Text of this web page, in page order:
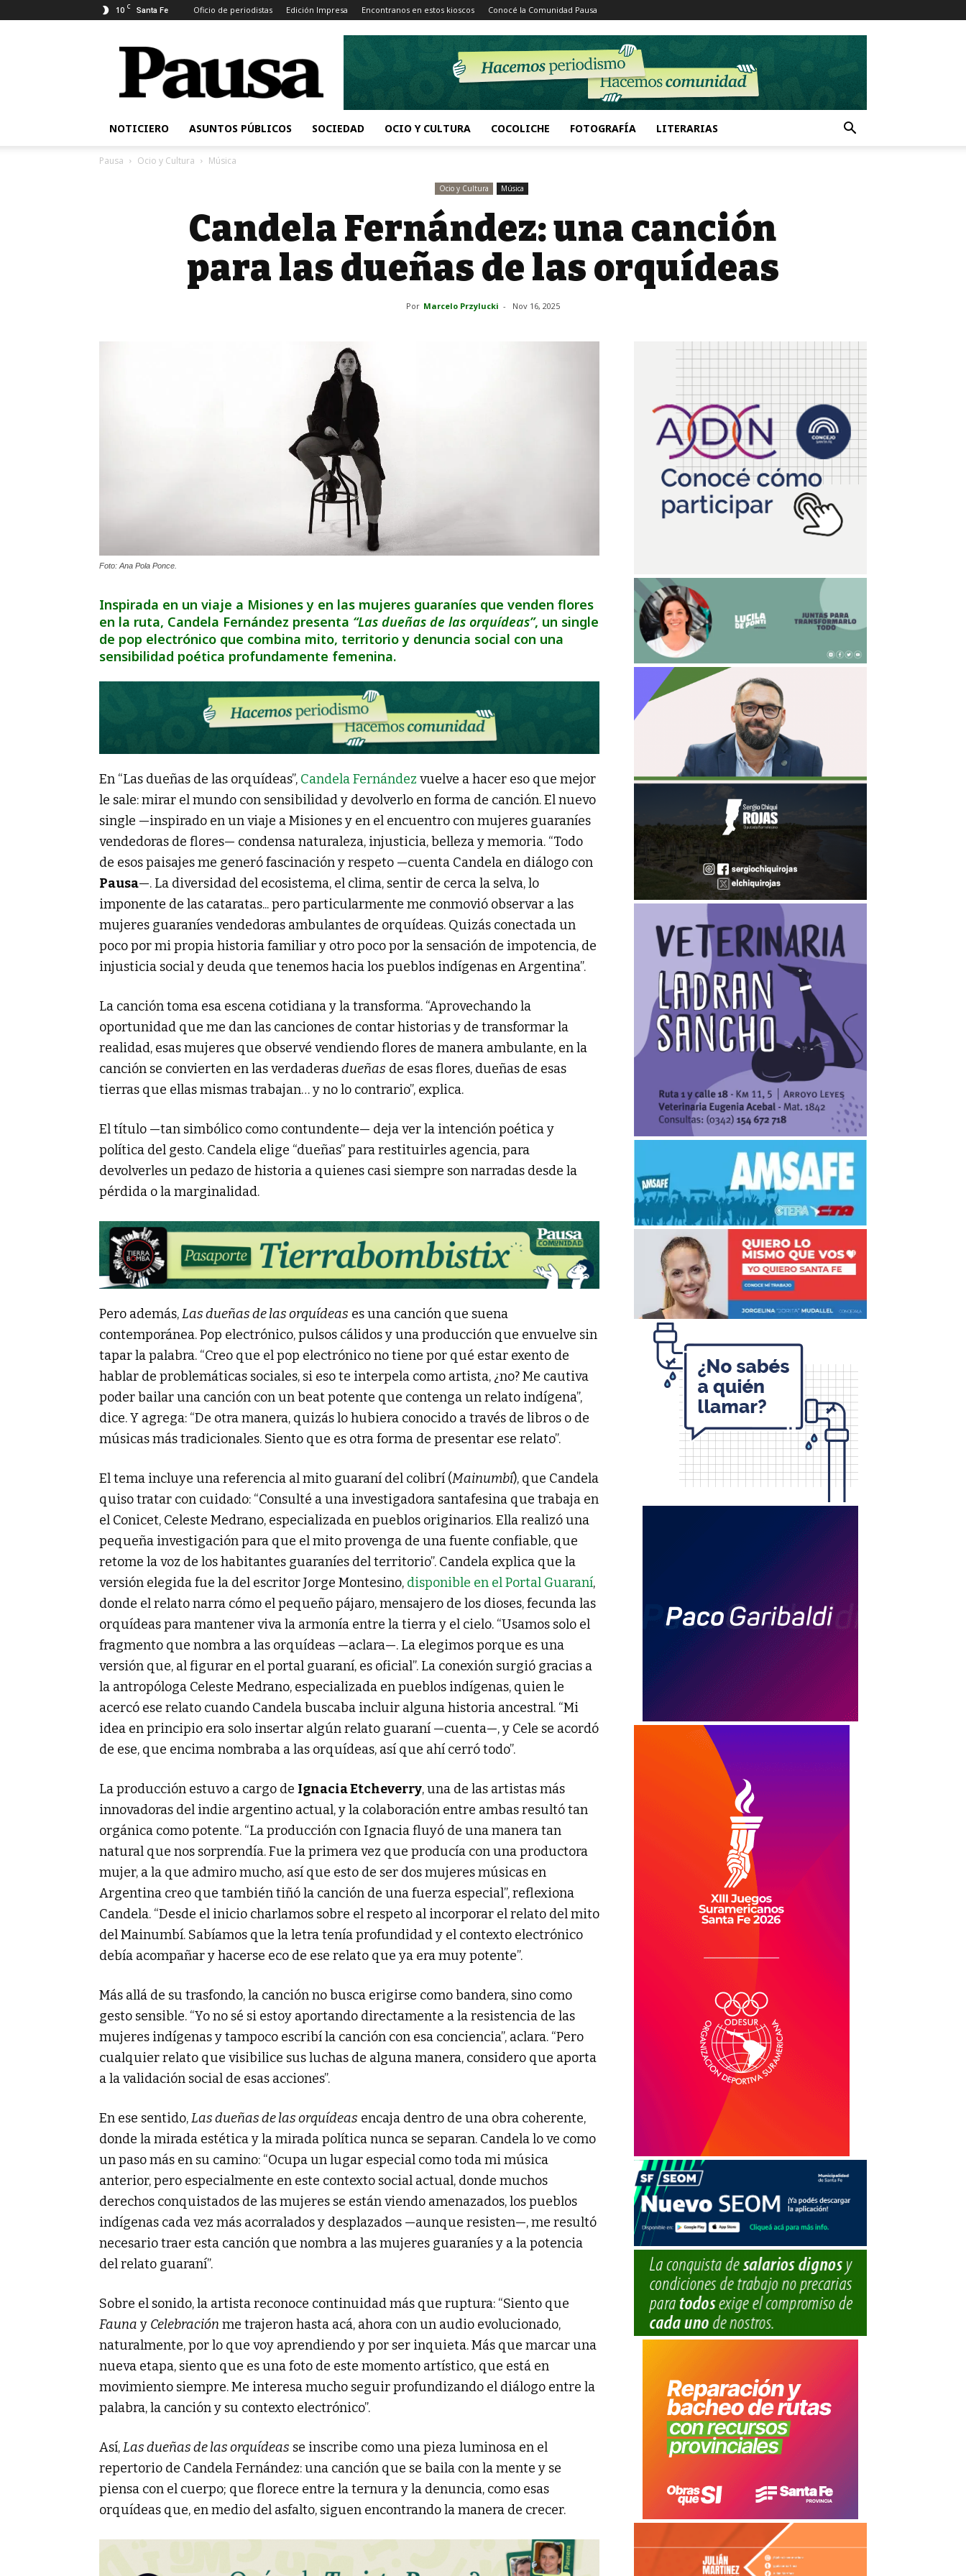
10 C Santa Fe Oficio de periodistas Edición Impresa Encontranos en estos kioscos Conocé la Comunidad Pausa
Pausa
NOTICIERO ASUNTOS PÚBLICOS SOCIEDAD OCIO Y CULTURA COCOLICHE FOTOGRAFÍA LITERARIAS
Pausa Ocio y Cultura Música
Ocio y Cultura Música
Candela Fernández: una canción
para las dueñas de las orquídeas
Por Marcelo Przylucki - Nov 16, 2025
Foto: Ana Pola Ponce.
Inspirada en un viaje a Misiones y en las mujeres guaraníes que venden flores
en la ruta, Candela Fernández presenta “Las dueñas de las orquídeas”, un single
de pop electrónico que combina mito, territorio y denuncia social con una
sensibilidad poética profundamente femenina.
En “Las dueñas de las orquídeas”, Candela Fernández vuelve a hacer eso que mejor
le sale: mirar el mundo con sensibilidad y devolverlo en forma de canción. El nuevo
single —inspirado en un viaje a Misiones y en el encuentro con mujeres guaraníes
vendedoras de flores— condensa naturaleza, injusticia, belleza y memoria. “Todo
de esos paisajes me generó fascinación y respeto —cuenta Candela en diálogo con
Pausa—. La diversidad del ecosistema, el clima, sentir de cerca la selva, lo
imponente de las cataratas... pero particularmente me conmovió observar a las
mujeres guaraníes vendedoras ambulantes de orquídeas. Quizás conectada un
poco por mi propia historia familiar y otro poco por la sensación de impotencia, de
injusticia social y deuda que tenemos hacia los pueblos indígenas en Argentina”.
La canción toma esa escena cotidiana y la transforma. “Aprovechando la
oportunidad que me dan las canciones de contar historias y de transformar la
realidad, esas mujeres que observé vendiendo flores de manera ambulante, en la
canción se convierten en las verdaderasdueñas de esas flores, dueñas de esas
tierras que ellas mismas trabajan… y no lo contrario”, explica.
El título —tan simbólico como contundente— deja ver la intención poética y
política del gesto. Candela elige “dueñas” para restituirles agencia, para
devolverles un pedazo de historia a quienes casi siempre son narradas desde la
pérdida o la marginalidad.
Pero además,Las dueñas de las orquídeas es una canción que suena
contemporánea. Pop electrónico, pulsos cálidos y una producción que envuelve sin
tapar la palabra. “Creo que el pop electrónico no tiene por qué estar exento de
hablar de problemáticas sociales, si eso te interpela como artista, ¿no? Me cautiva
poder bailar una canción con un beat potente que contenga un relato indígena”,
dice. Y agrega: “De otra manera, quizás lo hubiera conocido a través de libros o de
músicas más tradicionales. Siento que es otra forma de presentar ese relato”.
El tema incluye una referencia al mito guaraní del colibrí (Mainumbí), que Candela
quiso tratar con cuidado: “Consulté a una investigadora santafesina que trabaja en
el Conicet, Celeste Medrano, especializada en pueblos originarios. Ella realizó una
pequeña investigación para que el mito provenga de una fuente confiable, que
retome la voz de los habitantes guaraníes del territorio”. Candela explica que la
versión elegida fue la del escritor Jorge Montesino, disponible en el Portal Guaraní,
donde el relato narra cómo el pequeño pájaro, mensajero de los dioses, fecunda las
orquídeas para mantener viva la armonía entre la tierra y el cielo. “Usamos solo el
fragmento que nombra a las orquídeas —aclara—. La elegimos porque es una
versión que, al figurar en el portal guaraní, es oficial”. La conexión surgió gracias a
la antropóloga Celeste Medrano, especializada en pueblos indígenas, quien le
acercó ese relato cuando Candela buscaba incluir alguna historia ancestral. “Mi
idea en principio era solo insertar algún relato guaraní —cuenta—, y Cele se acordó
de ese, que encima nombraba a las orquídeas, así que ahí cerró todo”.
La producción estuvo a cargo de Ignacia Etcheverry, una de las artistas más
innovadoras del indie argentino actual, y la colaboración entre ambas resultó tan
orgánica como potente. “La producción con Ignacia fluyó de una manera tan
natural que nos sorprendía. Fue la primera vez que producía con una productora
mujer, a la que admiro mucho, así que esto de ser dos mujeres músicas en
Argentina creo que también tiñó la canción de una fuerza especial”, reflexiona
Candela. “Desde el inicio charlamos sobre el respeto al incorporar el relato del mito
del Mainumbí. Sabíamos que la letra tenía profundidad y el contexto electrónico
debía acompañar y hacerse eco de ese relato que ya era muy potente”.
Más allá de su trasfondo, la canción no busca erigirse como bandera, sino como
gesto sensible. “Yo no sé si estoy aportando directamente a la resistencia de las
mujeres indígenas y tampoco escribí la canción con esa conciencia”, aclara. “Pero
cualquier relato que visibilice sus luchas de alguna manera, considero que aporta
a la validación social de esas acciones”.
En ese sentido,Las dueñas de las orquídeas encaja dentro de una obra coherente,
donde la mirada estética y la mirada política nunca se separan. Candela lo ve como
un paso más en su camino: “Ocupa un lugar especial como toda mi música
anterior, pero especialmente en este contexto social actual, donde muchos
derechos conquistados de las mujeres se están viendo amenazados, los pueblos
indígenas cada vez más acorralados y desplazados —aunque resisten—, me resultó
necesario traer esta canción que nombra a las mujeres guaraníes y a la potencia
del relato guaraní”.
Sobre el sonido, la artista reconoce continuidad más que ruptura: “Siento que
Fauna y Celebración me trajeron hasta acá, ahora con un audio evolucionado,
naturalmente, por lo que voy aprendiendo y por ser inquieta. Más que marcar una
nueva etapa, siento que es una foto de este momento artístico, que está en
movimiento siempre. Me interesa mucho seguir profundizando el diálogo entre la
palabra, la canción y su contexto electrónico”.
Así,Las dueñas de las orquídeas se inscribe como una pieza luminosa en el
repertorio de Candela Fernández: una canción que se baila con la mente y se
piensa con el cuerpo; que florece entre la ternura y la denuncia, como esas
orquídeas que, en medio del asfalto, siguen encontrando la manera de crecer.